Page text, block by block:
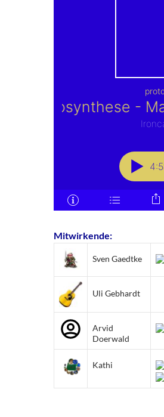
Mitwirkende:
Sven Gaedtke
Uli Gebhardt
Arvid
Doerwald
Kathi